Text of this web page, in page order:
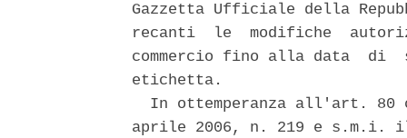
Gazzetta Ufficiale della
recanti  le  modifiche
commercio fino alla data  di
etichetta.
In ottemperanza all'art. 80
aprile 2006, n. 219 e